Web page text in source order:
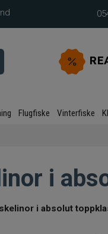
Flugfiske Vinterfiske
i
i absolut